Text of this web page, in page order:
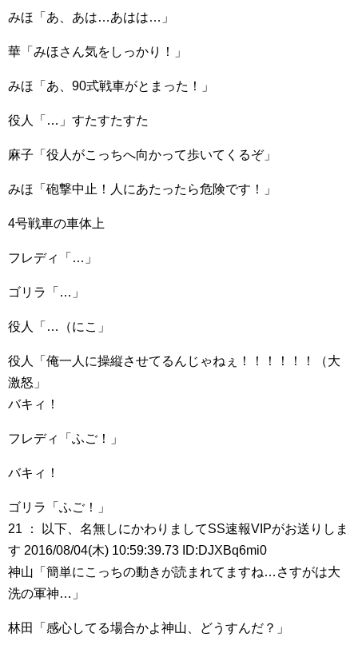
みほ「あ、あは…あはは…」
華「みほさん気をしっかり！」
みほ「あ、90式戦車がとまった！」
役人「…」すたすたすた
麻子「役人がこっちへ向かって歩いてくるぞ」
みほ「砲撃中止！人にあたったら危険です！」
4号戦車の車体上
フレディ「…」
ゴリラ「…」
役人「…（にこ」
役人「俺一人に操縦させてるんじゃねぇ！！！！！！（大
激怒」
バキィ！
フレディ「ふご！」
バキィ！
ゴリラ「ふご！」
21 ： 以下、名無しにかわりましてSS速報VIPがお送りしま
す 2016/08/04(木) 10:59:39.73 ID:DJXBq6mi0
神山「簡単にこっちの動きが読まれてますね…さすがは大
洗の軍神…」
林田「感心してる場合かよ神山、どうすんだ？」